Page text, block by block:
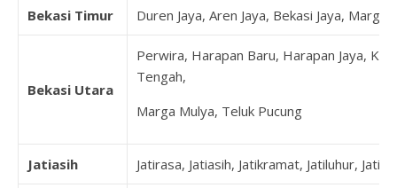
Bekasi Timur Duren Jaya, Aren Jaya, Bekasi Jaya,
Bekasi Utara
Perwira, Harapan Baru, Harapan Jaya,
Tengah,
Marga Mulya, Teluk Pucung
Jatiasih Jatirasa, Jatiasih, Jatikramat, Jatiluhur,